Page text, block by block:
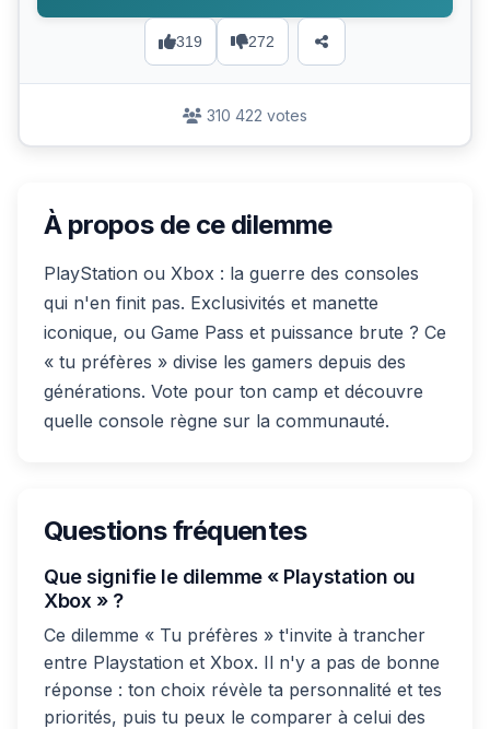
319 272
310 422 votes
À propos de ce dilemme
PlayStation ou Xbox : la guerre des consoles
qui n'en finit pas. Exclusivités et manette
iconique, ou Game Pass et puissance brute ? Ce
« tu préfères » divise les gamers depuis des
générations. Vote pour ton camp et découvre
quelle console règne sur la communauté.
Questions fréquentes
Que signifie le dilemme « Playstation ou
Xbox » ?
Ce dilemme « Tu préfères » t'invite à trancher
entre Playstation et Xbox. Il n'y a pas de bonne
réponse : ton choix révèle ta personnalité et tes
priorités, puis tu peux le comparer à celui des